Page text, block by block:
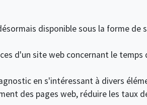
disponible sous la forme de
d'un site web concernant le temps
en s'intéressant à divers
des pages web, réduire les taux